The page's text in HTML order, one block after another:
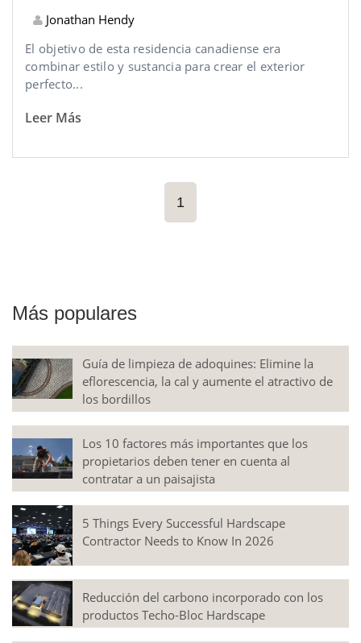
Jonathan Hendy
El objetivo de esta residencia canadiense era
combinar estilo y sustancia para crear el exterior
perfecto...
Leer Más
1
Más populares
Guía de limpieza de adoquines: Elimine la
eflorescencia, la cal y aumente el atractivo de
los bordillos
Los 10 factores más importantes que los
propietarios deben tener en cuenta al
contratar a un paisajista
5 Things Every Successful Hardscape
Contractor Needs to Know In 2026
Reducción del carbono incorporado con los
productos Techo-Bloc Hardscape